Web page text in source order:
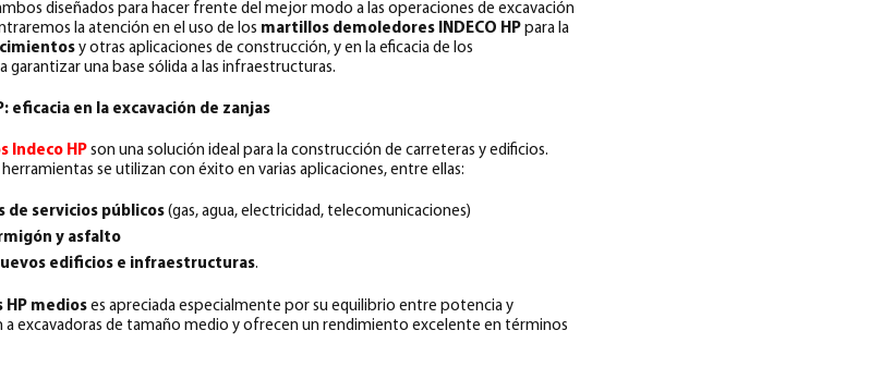
diseñados para hacer frente del mejor modo a las operaciones de excavación
la atención en el uso de los martillos demoledores INDECO HP para la
cimientos y otras aplicaciones de construcción, y en la eficacia de los
garantizar una base sólida a las infraestructuras.
en la excavación de zanjas
Indeco HP son una solución ideal para la construcción de carreteras y edificios.
se utilizan con éxito en varias aplicaciones, entre ellas:
de servicios públicos (gas, agua, electricidad, telecomunicaciones)
y asfalto
edificios e infraestructuras.
HP medioses apreciada especialmente por su equilibrio entre potencia y
a excavadoras de tamaño medio y ofrecen un rendimiento excelente en términos